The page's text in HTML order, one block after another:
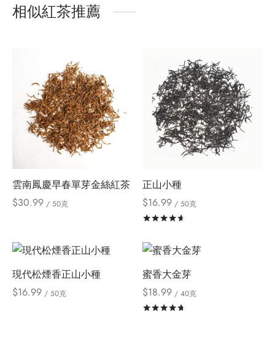
相似紅茶推薦
雲南鳳慶早春單芽金絲紅茶
$30.99 / 50克
正山小種
$16.99/ 50克
現代松煙香正山小種
$16.99 / 50克
蜜香大金芽
$18.99/ 40克